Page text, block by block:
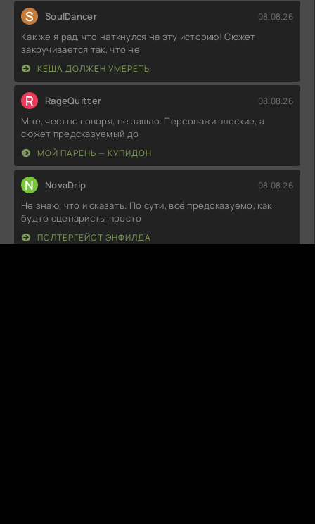
S SoulDancer 08.08.26
Как же я рад, что наткнулся на эту историю! Сюжет
закручивается так, что не
КЕША ДОЛЖЕН УМЕРЕТЬ
R RageQuitter 08.08.26
Мне, честно говоря, не зашло. Персонажи плоские, а
сюжет предсказуемый до
МОЙ ПАРЕНЬ — КУПИДОН
N NovaDrip 08.08.26
Не знаю, что и сказать. По сути, всё предсказуемо, как
будто сценаристы просто
ПОЛТЕРГЕЙСТ ЭНФИЛДА